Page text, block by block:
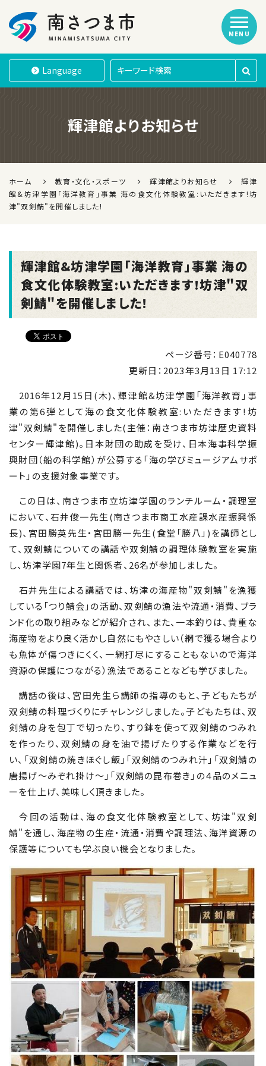
南さつま市
Language
MENU
輝津館よりお知らせ
ホーム 教育・文化・スポーツ 輝津館よりお知らせ
輝津
館&坊津学園｢海洋教育｣事業 海の食文化体験教室:いただきます!坊
津"双剣鯖"を開催しました!
輝津館&坊津学園｢海洋教育｣事業 海の
食文化体験教室:いただきます!坊津"双
剣鯖"を開催しました!
ページ番号：E040778
更新日： 2023年3月13日 17:12
2016年12月15日(木)、輝津館&坊津学園「海洋教育」事
業の第6弾として海の食文化体験教室:いただきます!坊
津"双剣鯖"を開催しました(主催：南さつま市坊津歴史資料
センター輝津館)。日本財団の助成を受け、日本海事科学振
興財団（船の科学館）が公募する「海の学びミュージアムサポ
ート」の支援対象事業です。
この日は、南さつま市立坊津学園のランチルーム・調理室
において、石井俊一先生(南さつま市商工水産課水産振興係
長)、宮田勝英先生・宮田勝一先生(食堂「勝八」)を講師とし
て、双剣鯖についての講話や双剣鯖の調理体験教室を実施
し、坊津学園7年生と関係者、26名が参加しました。
石井先生による講話では、坊津の海産物"双剣鯖"を漁獲
している「つり鯖会」の活動、双剣鯖の漁法や流通・消費、ブラ
ンド化の取り組みなどが紹介され、また、一本釣りは、貴重な
海産物をより良く活かし自然にもやさしい（網で獲る場合より
も魚体が傷つきにくく、一網打尽にすることもないので海洋
資源の保護につながる）漁法であることなども学びました。
講話の後は、宮田先生ら講師の指導のもと、子どもたちが
双剣鯖の料理づくりにチャレンジしました。子どもたちは、双
剣鯖の身を包丁で切ったり、すり鉢を使って双剣鯖のつみれ
を作ったり、双剣鯖の身を油で揚げたりする作業などを行
い、「双剣鯖の焼きほぐし飯」「双剣鯖のつみれ汁」「双剣鯖の
唐揚げ～みぞれ掛け～」「双剣鯖の昆布巻き」の４品のメニュ
ーを仕上げ、美味しく頂きました。
今回の活動は、海の食文化体験教室として、坊津"双剣
鯖"を通し、海産物の生産・流通・消費や調理法、海洋資源の
保護等についても学ぶ良い機会となりました。